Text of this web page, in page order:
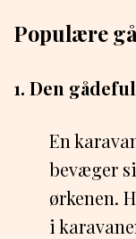
Populære
1. Den
En
bevæger
ørkenen.
i